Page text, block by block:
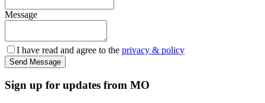
Message
I have read and agree to the privacy & policy
Send Message
Sign up for updates from MO